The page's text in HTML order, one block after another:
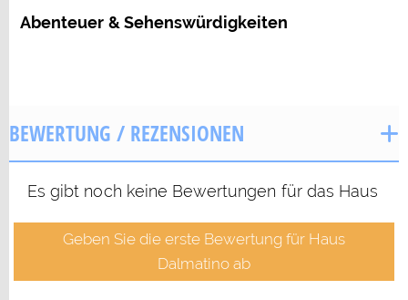
Abenteuer & Sehenswürdigkeiten
BEWERTUNG / REZENSIONEN
Es gibt noch keine Bewertungen für das Haus
Geben Sie die erste Bewertung für Haus
Dalmatino ab